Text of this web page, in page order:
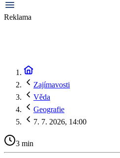
Reklama
Zajímavosti
Věda
Geografie
7. 7. 2026, 14:00
3 min